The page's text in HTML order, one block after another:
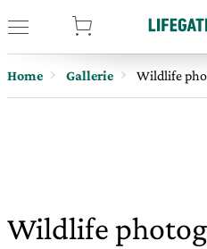
Home Gallerie Wildlife
Wildlife